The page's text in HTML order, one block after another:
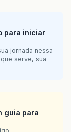
para iniciar
jornada nessa
serve, sua
guia para